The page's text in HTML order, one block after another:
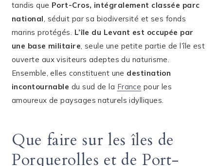
tandis que Port-Cros, intégralement classée parc
national, séduit par sa biodiversité et ses fonds
marins protégés. L’île du Levant est occupée par
une base militaire, seule une petite partie de l’île est
ouverte aux visiteurs adeptes du naturisme.
Ensemble, elles constituent une destination
incontournable du sud de la France pour les
amoureux de paysages naturels idylliques.
Que faire sur les îles de
Porquerolles et de Port-